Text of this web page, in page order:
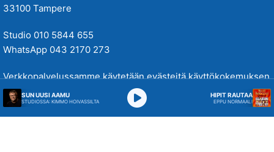
33100 Tampere
Studio 010 5844 655
WhatsApp 043 2170 273
Verkkopalvelussamme käytetään evästeitä käyttökokemuksen
parantamiseksi. Tutustu tietosuojakäytäntöihimmetäällä.
SUN UUSI AAMU
STUDIOSSA: KIMMO HOIVASSILTA
HIPIT RAUTAA
EPPU NORMAALI